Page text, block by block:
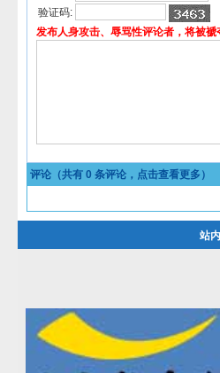
验证码:
发布人身攻击、辱骂性评论者，将被褫
评论（共有 0 条评论，点击查看更多）
站